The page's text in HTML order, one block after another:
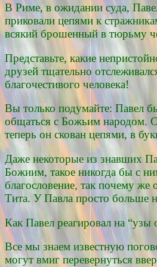
В Риме, в ожидании суда,
приковали цепями к
всякий брошенный в тюрьму
Представьте, какие
друзей тщательно
благочестивого человека!
Вы только подумайте: Павел
общаться с Божьим народом.
теперь он скован цепями, в
Даже некоторые из знавших
Божиим, такое никогда бы с
благословение, так почему
Тита. У Павла просто больше
Как Павел реагировал на “узы
Все мы знаем известную
могут вмиг перевернуться